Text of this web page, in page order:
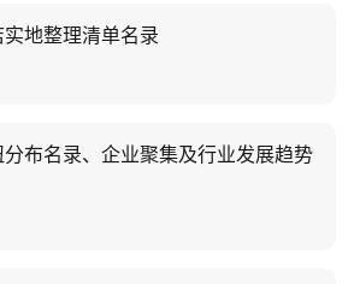
地整理清单名录
布名录、企业聚集及行业发展趋势